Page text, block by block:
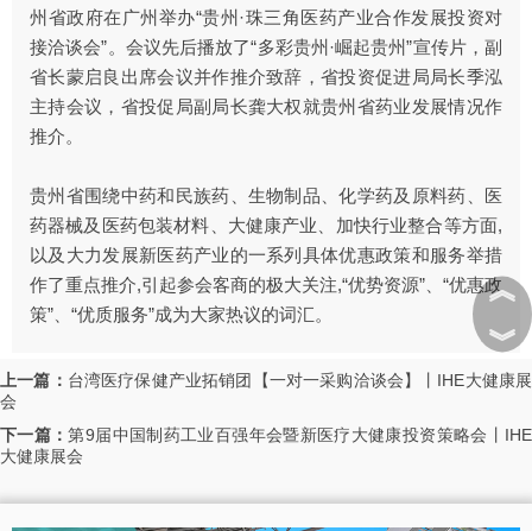
州省政府在广州举办“贵州·珠三角医药产业合作发展投资对
接洽谈会”。会议先后播放了“多彩贵州·崛起贵州”宣传片，副
省长蒙启良出席会议并作推介致辞，省投资促进局局长季泓
主持会议，省投促局副局长龚大权就贵州省药业发展情况作
推介。
贵州省围绕中药和民族药、生物制品、化学药及原料药、医
药器械及医药包装材料、大健康产业、加快行业整合等方面,
以及大力发展新医药产业的一系列具体优惠政策和服务举措
作了重点推介,引起参会客商的极大关注,“优势资源”、“优惠政
策”、“优质服务”成为大家热议的词汇。
上一篇： 台湾医疗保健产业拓销团【一对一采购洽谈会】丨IHE大健康展
会
下一篇：第9届中国制药工业百强年会暨新医疗大健康投资策略会丨IHE
大健康展会
︽
︾